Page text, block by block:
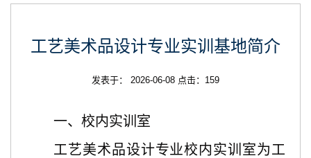
工艺美术品设计专业实训基地简介
发表于： 2026-06-08 点击： 159
一、校内实训室
工艺美术品设计专业校内实训室为工